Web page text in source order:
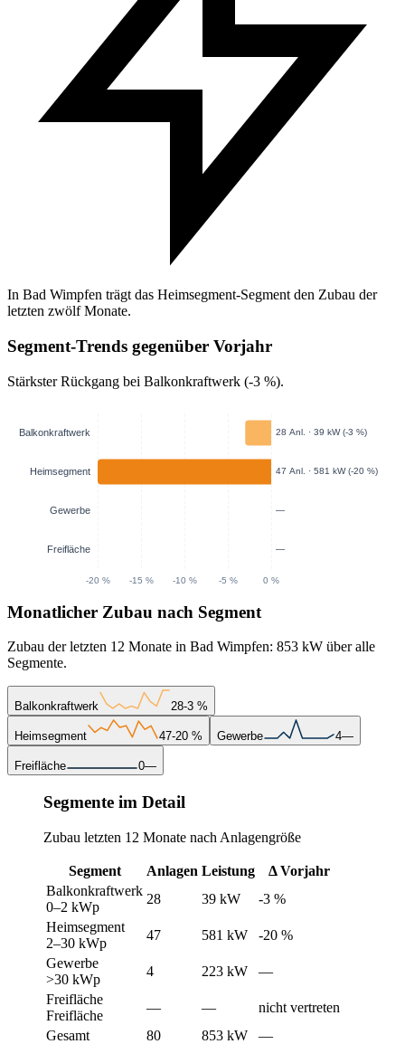
In Bad Wimpfen trägt das Heimsegment-Segment den Zubau der
letzten zwölf Monate.
Segment-Trends gegenüber Vorjahr
Stärkster Rückgang bei Balkonkraftwerk (-3 %).
Monatlicher Zubau nach Segment
Zubau der letzten 12 Monate in Bad Wimpfen: 853 kW über alle
Segmente.
Balkonkraftwerk 28-3 %
Heimsegment 47-20 % Gewerbe 4—
Freifläche 0—
Segmente im Detail
Zubau letzten 12 Monate nach Anlagengröße
Segment Anlagen Leistung
Δ Vorjahr
Balkonkraftwerk
0–2 kWp
28 39 kW
-3 %
Heimsegment
2–30 kWp
47 581 kW
-20 %
Gewerbe
>30 kWp
4 223 kW
—
Freifläche
Freifläche
— —
nicht vertreten
Gesamt
80 853 kW
—